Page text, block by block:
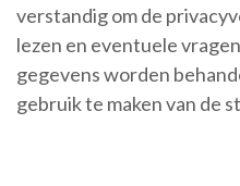
verstandig om de
lezen en eventuele
gegevens worden
gebruik te maken van de